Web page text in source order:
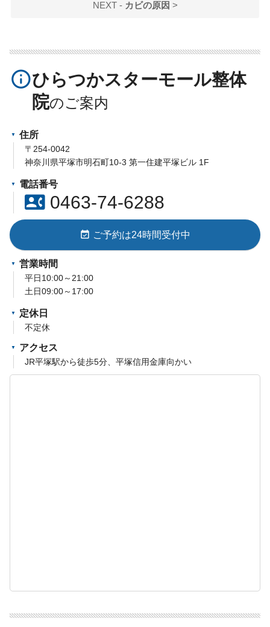
NEXT - カビの原因 >
info_outlineひらつかスターモール整体
院
住所
〒254-0042
神奈川県平塚市明石町10-3 第一住建平塚ビル 1F
電話番号
contact_phone0463-74-6288
event_available ご予約は24時間受付中
営業時間
平日10:00～21:00
土日09:00～17:00
定休日
不定休
アクセス
JR平塚駅から徒歩5分、平塚信用金庫向かい